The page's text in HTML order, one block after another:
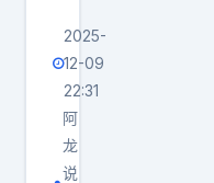
2025-
12-09
22:31
阿
龙
说